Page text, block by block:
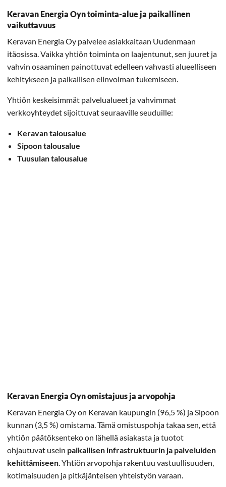
Keravan Energia Oyn toiminta-alue ja paikallinen
vaikuttavuus
Keravan Energia Oy palvelee asiakkaitaan Uudenmaan
itäosissa. Vaikka yhtiön toiminta on laajentunut, sen juuret ja
vahvin osaaminen painottuvat edelleen vahvasti alueelliseen
kehitykseen ja paikallisen elinvoiman tukemiseen.
Yhtiön keskeisimmät palvelualueet ja vahvimmat
verkkoyhteydet sijoittuvat seuraaville seuduille:
Keravan talousalue
Sipoon talousalue
Tuusulan talousalue
Keravan Energia Oyn omistajuus ja arvopohja
Keravan Energia Oy on Keravan kaupungin (96,5 %) ja Sipoon
kunnan (3,5 %) omistama. Tämä omistuspohja takaa sen, että
yhtiön päätöksenteko on lähellä asiakasta ja tuotot
ohjautuvat usein paikallisen infrastruktuurin ja palveluiden
kehittämiseen . Yhtiön arvopohja rakentuu vastuullisuuden,
kotimaisuuden ja pitkäjänteisen yhteistyön varaan.